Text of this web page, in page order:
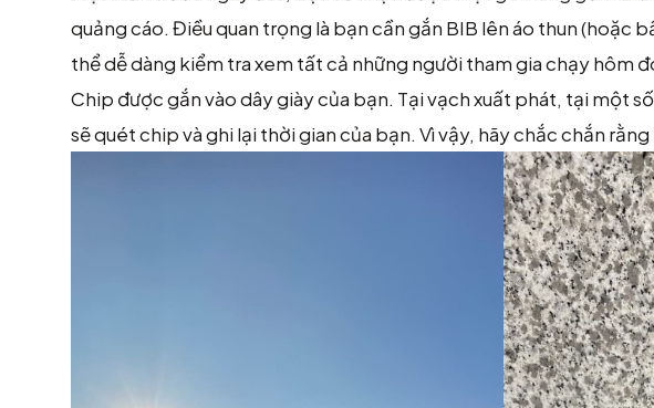
quảng cáo. Điều quan trọng là bạn cần gắn BIB lên áo thun (hoặc
thể dễ dàng kiểm tra xem tất cả những người tham gia chạy hôm
Chip được gắn vào dây giày của bạn. Tại vạch xuất phát, tại một
sẽ quét chip và ghi lại thời gian của bạn. Vì vậy, hãy chắc chắn